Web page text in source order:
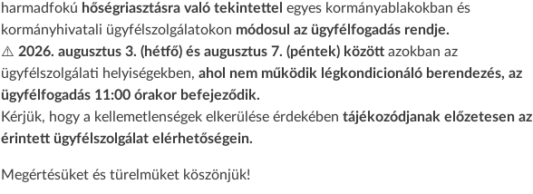
harmadfokú hőségriasztásra való tekintettel egyes kormányablakokban és
kormányhivatali ügyfélszolgálatokon módosul az ügyfélfogadás rendje.
⚠️ 2026. augusztus 3. (hétfő) és augusztus 7. (péntek) között azokban az
ügyfélszolgálati helyiségekben, ahol nem működik légkondicionáló berendezés, az
ügyfélfogadás 11:00 órakor befejeződik.
Kérjük, hogy a kellemetlenségek elkerülése érdekében tájékozódjanak előzetesen az
érintett ügyfélszolgálat elérhetőségein.
Megértésüket és türelmüket köszönjük!